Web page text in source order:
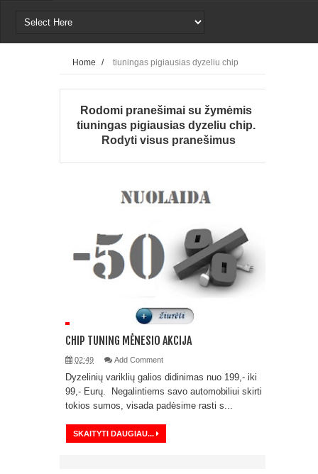
Home / tiuningas pigiausias dyzeliu chip
Rodomi pranešimai su žymėmis
tiuningas pigiausias dyzeliu chip.
Rodyti visus pranešimus
CHIP TUNING MĖNESIO AKCIJA
02:49 Add Comment
Dyzelinių variklių galios didinimas nuo 199,- iki
99,- Eurų. Negalintiems savo automobiliui skirti
tokios sumos, visada padėsime rasti s...
SKAITYTI DAUGIAU...